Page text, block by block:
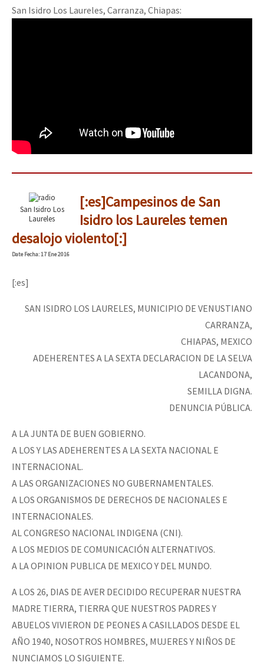
San Isidro Los Laureles, Carranza, Chiapas:
San Isidro Los
Laureles
[:es]Campesinos de San
Isidro los Laureles temen
desalojo violento[:]
DateFecha: 17 Ene 2016
[:es]
SAN ISIDRO LOS LAURELES, MUNICIPIO DE VENUSTIANO
CARRANZA,
CHIAPAS, MEXICO
ADEHERENTES A LA SEXTA DECLARACION DE LA SELVA
LACANDONA,
SEMILLA DIGNA.
DENUNCIA PÚBLICA.
A LA JUNTA DE BUEN GOBIERNO.
A LOS Y LAS ADEHERENTES A LA SEXTA NACIONAL E
INTERNACIONAL.
A LAS ORGANIZACIONES NO GUBERNAMENTALES.
A LOS ORGANISMOS DE DERECHOS DE NACIONALES E
INTERNACIONALES.
AL CONGRESO NACIONAL INDIGENA (CNI).
A LOS MEDIOS DE COMUNICACIÓN ALTERNATIVOS.
A LA OPINION PUBLICA DE MEXICO Y DEL MUNDO.
A LOS 26, DIAS DE AVER DECIDIDO RECUPERAR NUESTRA
MADRE TIERRA, TIERRA QUE NUESTROS PADRES Y
ABUELOS VIVIERON DE PEONES A CASILLADOS DESDE EL
AÑO 1940, NOSOTROS HOMBRES, MUJERES Y NIÑOS DE
NUNCIAMOS LO SIGUIENTE.